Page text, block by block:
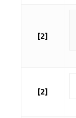
[2]
[2]